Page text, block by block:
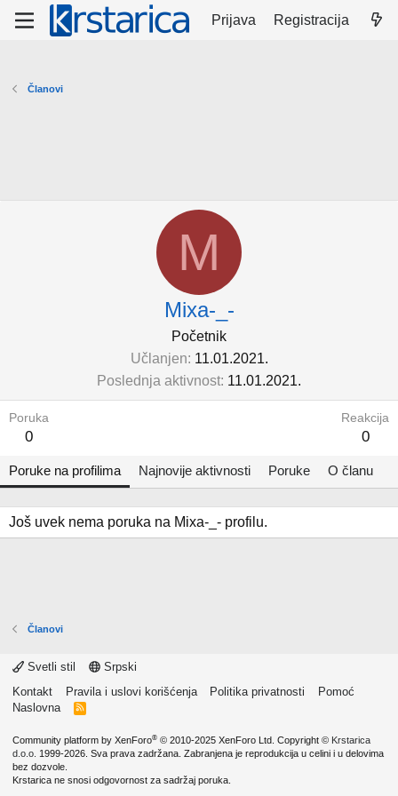
Prijava Registracija
Članovi
M
Mixa-_-
Početnik
Učlanjen 11.01.2021.
Poslednja aktivnost 11.01.2021.
Poruka
0
Reakcija
0
Poruke na profilima Najnovije aktivnosti Poruke O članu
Još uvek nema poruka na Mixa-_- profilu.
Članovi
Svetli stil
Srpski
Kontakt
Pravila i uslovi korišćenja Politika privatnosti
Pomoć
Naslovna
R
Community platform by XenForo® © 2010-2025 XenForo Ltd. Copyright © Krstarica
d.o.o. 1999-2026. Sva prava zadržana. Zabranjena je reprodukcija u celini i u delovima
bez dozvole.
Krstarica ne snosi odgovornost za sadržaj poruka.